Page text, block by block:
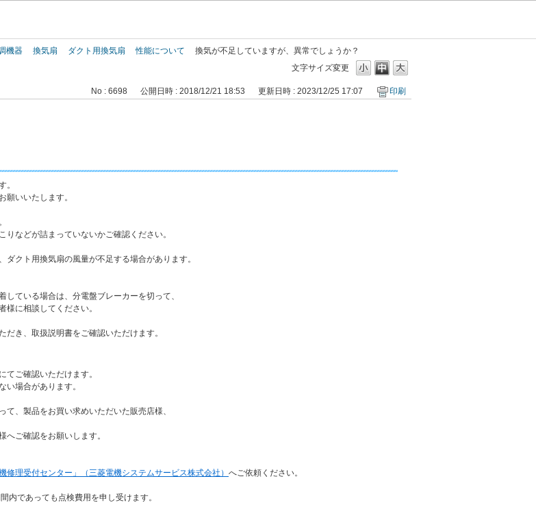
機器 換気扇 ダクト用換気扇 性能について
換気が不足していますが、異常でしょうか？
文字サイズ変更
No : 6698 公開日時 : 2018/12/21 18:53 更新日時 : 2023/12/25 17:07 印刷
。
いいたします。
などが詰まっていないかご確認ください。
クト用換気扇の風量が不足する場合があります。
している場合は、分電盤ブレーカーを切って、
に相談してください。
だき、取扱説明書をご確認いただけます。
ご確認いただけます。
場合があります。
て、製品をお買い求めいただいた販売店様、
ご確認をお願いします。
機修理受付センター」（三菱電機システムサービス株式会社） へご依頼ください。
であっても点検費用を申し受けます。